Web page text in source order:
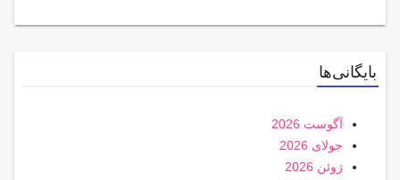
بایگانی‌ها
آگوست 2026
جولای 2026
ژوئن 2026